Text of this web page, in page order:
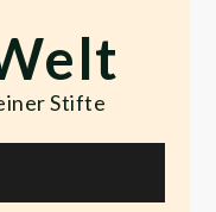
Stifte